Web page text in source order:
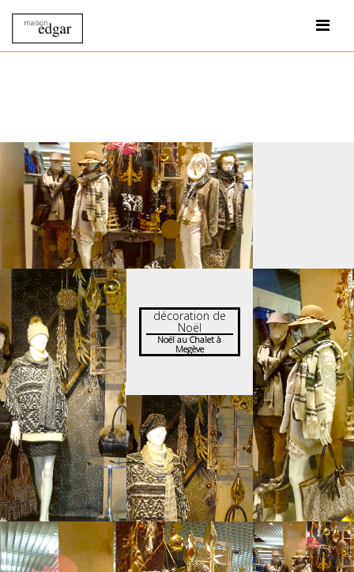
décoration de
Noël
Noël au Chalet à
Megève